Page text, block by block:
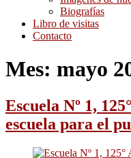
Biografías
Libro de visitas
Contacto
Mes: mayo
Escuela Nº 1,
escuela para el